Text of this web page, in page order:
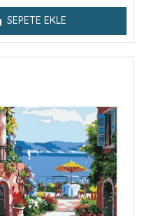
SEPETE EKLE